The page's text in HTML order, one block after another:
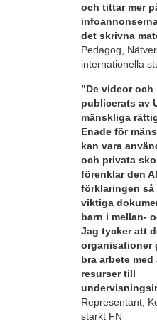
och tittar mer
det skrivna
Pedagog,
internationella
”De videor
publicerats av
mänskliga
Enade för
kan vara
och privata
förenklar den
förklaringen
viktiga
barn i mellan-
Jag tycker att
organisationer
bra arbete
resurser till
Representant,
starkt FN